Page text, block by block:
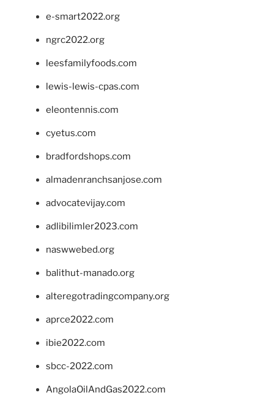
e-smart2022.org
ngrc2022.org
leesfamilyfoods.com
lewis-lewis-cpas.com
eleontennis.com
cyetus.com
bradfordshops.com
almadenranchsanjose.com
advocatevijay.com
adlibilimler2023.com
naswwebed.org
balithut-manado.org
alteregotradingcompany.org
aprce2022.com
ibie2022.com
sbcc-2022.com
AngolaOilAndGas2022.com